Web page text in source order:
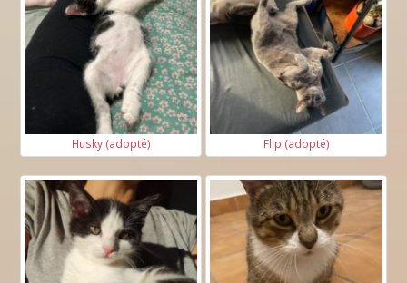
Husky (adopté) Flip (adopté)